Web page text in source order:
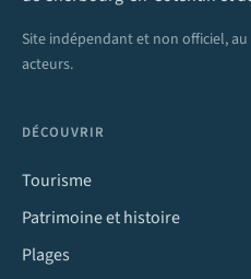
Site indépendant et non officiel,
acteurs.
DÉCOUVRIR
Tourisme
Patrimoine et histoire
Plages